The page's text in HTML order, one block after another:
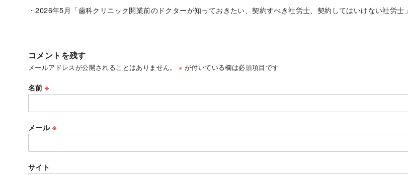
・2026年5月「歯科クリニック開業前のドクターが知っておきたい、契約すべき社労士、契約してはいけない社労士」
コメントを残す
メールアドレスが公開されることはありません。 ※ が付いている欄は必須項目です
名前※
メール ※
サイト